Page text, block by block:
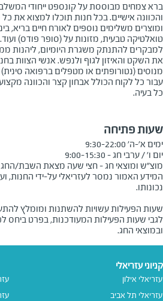
ברא צמחים מבוססת על קונספט ייחודי המשלב
והכוונה אישיים. בכל חנות תוכלו למצוא את
ומוצרים משלימים נוספים לאורח חיים בריא,
טואלטיקה טבעית, מזונות על (סופר פודס)
למבקרים להתנתק משגרת היומיום, ליהנות
את השקט והאיזון לגוף ולנפש. אנשי הצוות
מנוסים (נטורופתים או מטפלים ברפואה
עבור כל לקוח הכולל אבחון קצר והכוונה
כל בעיה.
שעות פתיחה
מוצ"ש ומוצאי חג - חצי שעה מצאת השבת/החג ועד
המידע האמור נמסר לעזריאלי על-ידי החנות,
שעות הפעילות עשויות להשתנות ומומלץ
לגבי שעות הפעילות המעודכנות, בפרט ביחס
ובמוצאי החג.
קניוני עזריאלי
עזריאלי אילון
עזריאלי תל אביב